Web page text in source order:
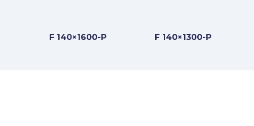
F 140×1600-P F 140×1300-P